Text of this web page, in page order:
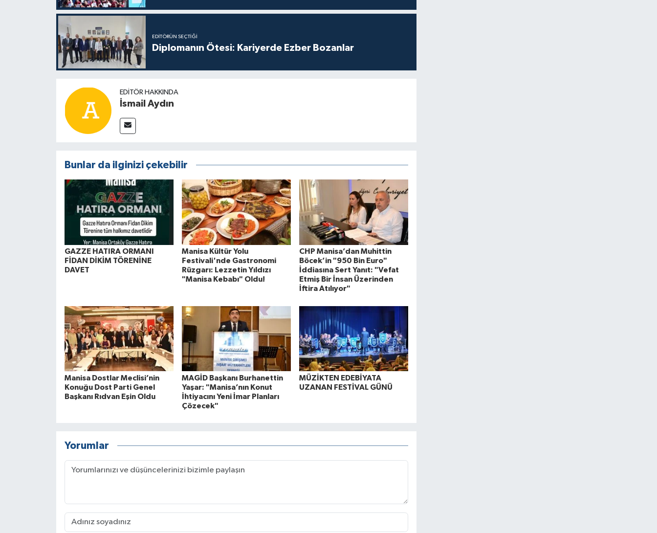
EDITÖRÜN SEÇTIĞI
Diplomanın Ötesi: Kariyerde Ezber Bozanlar
EDITÖR HAKKINDA
İsmail Aydın
Bunlar da ilginizi çekebilir
GAZZE HATIRA ORMANI
FİDAN DİKİM TÖRENİNE
DAVET
Manisa Kültür Yolu
Festivali'nde Gastronomi
Rüzgarı: Lezzetin Yıldızı
"Manisa Kebabı" Oldu!
CHP Manisa’dan Muhittin
Böcek’in "950 Bin Euro"
İddiasına Sert Yanıt: "Vefat
Etmiş Bir İnsan Üzerinden
İftira Atılıyor"
Manisa Dostlar Meclisi’nin
Konuğu Dost Parti Genel
Başkanı Rıdvan Eşin Oldu
MAGİD Başkanı Burhanettin
Yaşar: "Manisa’nın Konut
İhtiyacını Yeni İmar Planları
Çözecek"
MÜZİKTEN EDEBİYATA
UZANAN FESTİVAL GÜNÜ
Yorumlar